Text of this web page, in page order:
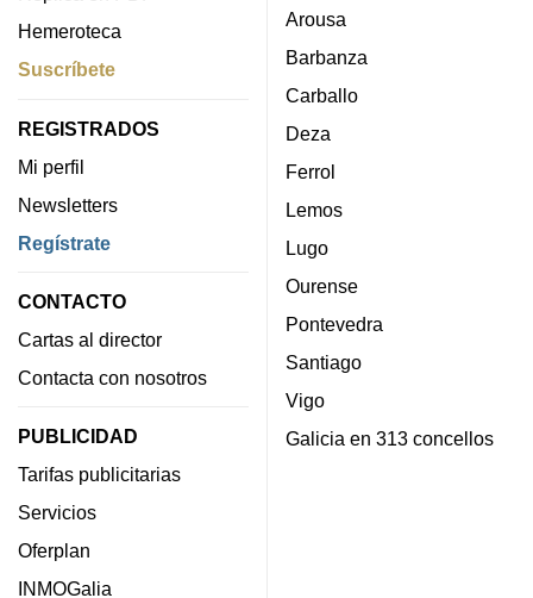
Hemeroteca
Suscríbete
REGISTRADOS
Mi perfil
Newsletters
Regístrate
CONTACTO
Cartas al director
Contacta con nosotros
PUBLICIDAD
Tarifas publicitarias
Servicios
Oferplan
INMOGalia
Arousa
Barbanza
Carballo
Deza
Ferrol
Lemos
Lugo
Ourense
Pontevedra
Santiago
Vigo
Galicia en 313 concellos